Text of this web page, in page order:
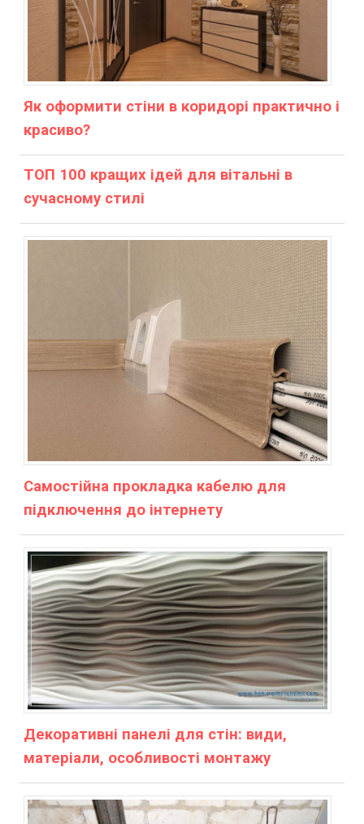
Як оформити стіни в коридорі практично і
красиво?
ТОП 100 кращих ідей для вітальні в
сучасному стилі
Самостійна прокладка кабелю для
підключення до інтернету
Декоративні панелі для стін: види,
матеріали, особливості монтажу